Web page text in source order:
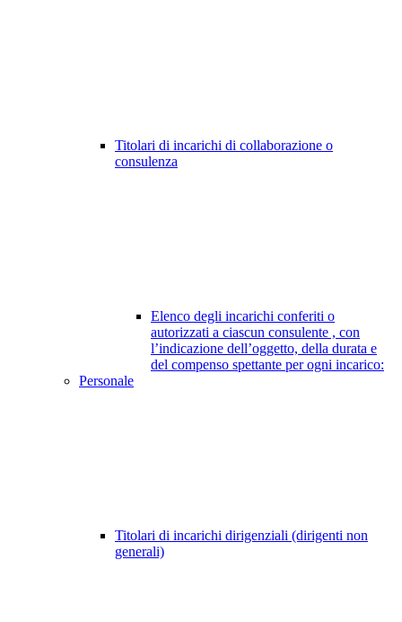
Titolari di incarichi di collaborazione o
consulenza
Elenco degli incarichi conferiti o
autorizzati a ciascun consulente , con
l’indicazione dell’oggetto, della durata e
del compenso spettante per ogni incarico:
Personale
Titolari di incarichi dirigenziali (dirigenti non
generali)